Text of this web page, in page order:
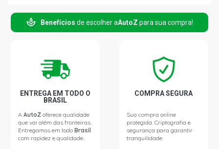
LOGAN PRIVILEGE SEDAN 1.6 8V HI-POWER K7M L4 FLEX
(2007 - 2014)
SANDERO AUTHENTIQUE HATCH 1.0 16V HI-FLEX D4D L4
FLEX (2008 - 2014)
SANDERO EXPRESSION HATCH 1.0 16V HI-FLEX D4D L4
FLEX (2008 - 2014)
SANDERO NOKIA HATCH 1.6 16V HI-FLEX K4M L4 FLEX
(2008 - 2009)
Benefícios de escolher aAutoZ para sua compra!
ENTREGA EM TODO O
BRASIL
AAutoZ oferece qualidade
que vai além das fronteiras.
Entregamos em todoBrasil
com rapidez e qualidade.
COMPRA SEGURA
Sua compra online
protegida. Criptografia e
segurança para garantir
tranquilidade.